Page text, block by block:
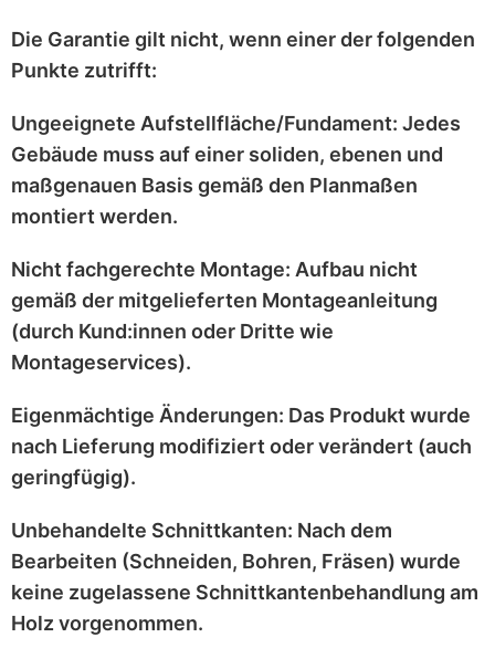
Die Garantie gilt nicht, wenn einer der folgenden
Punkte zutrifft:
Ungeeignete Aufstellfläche/Fundament: Jedes
Gebäude muss auf einer soliden, ebenen und
maßgenauen Basis gemäß den Planmaßen
montiert werden.
Nicht fachgerechte Montage: Aufbau nicht
gemäß der mitgelieferten Montageanleitung
(durch Kund:innen oder Dritte wie
Montageservices).
Eigenmächtige Änderungen: Das Produkt wurde
nach Lieferung modifiziert oderverändert (auch
geringfügig).
Unbehandelte Schnittkanten: Nach dem
Bearbeiten (Schneiden, Bohren, Fräsen) wurde
keine zugelassene Schnittkantenbehandlung am
Holz vorgenommen.